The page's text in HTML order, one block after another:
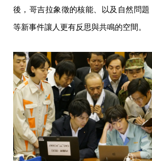
後，哥吉拉象徵的核能、以及自然問題
等新事件讓人更有反思與共鳴的空間。